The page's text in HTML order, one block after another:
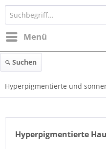
Menü
Suchen
Hyperpigmentierte und
Hyperpigmentierte